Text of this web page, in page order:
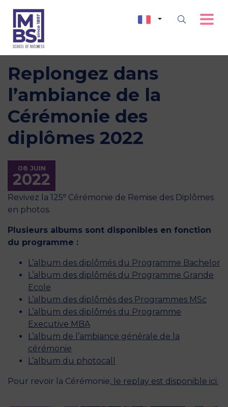
Replongez dans
l’ambiance de la
Cérémonie des
diplômes 2022
08 JUIN
2022
Revivez la 125e Cérémonie de Remise des Diplômes
en photos.
Plusieurs albums sont disponibles en fonction
du programme :
L’album des diplômés du Programme Bachelor
L’album des diplômés du Programme Grande
Ecole
L’album des diplômés des Programmes MSc
L’album des diplômés du Programme
Executive MBA
L’album de l’ambiance générale de la
cérémonie
L’album du photocall
Pour revoir la Cérémonie, le replay est disponible ici.